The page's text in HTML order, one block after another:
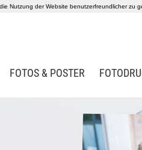
Nutzung der Website benutzerfreundlicher zu
FOTOS & POSTER